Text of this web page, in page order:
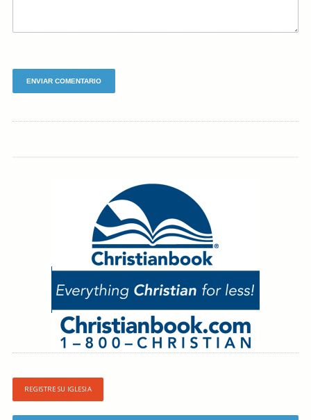
REGISTRE SU IGLESIA